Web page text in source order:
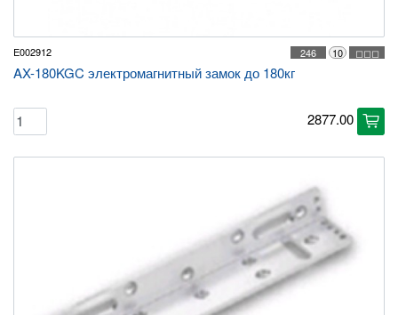
E002912 ◻◻◻
10
246
AX-180KGC электромагнитный замок до 180кг
2877.00 cart